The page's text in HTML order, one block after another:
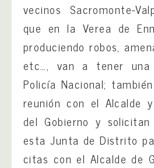
vecinos Sacromonte-
que en la Verea de
produciendo robos,
etc…, van a tener
Policía Nacional;
reunión con el Alcalde
del Gobierno y
esta Junta de Distrito
citas con el Alcalde de